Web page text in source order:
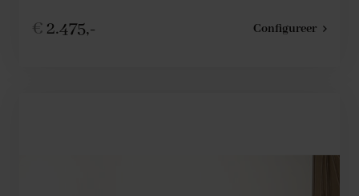
€ 2.475,- Configureer